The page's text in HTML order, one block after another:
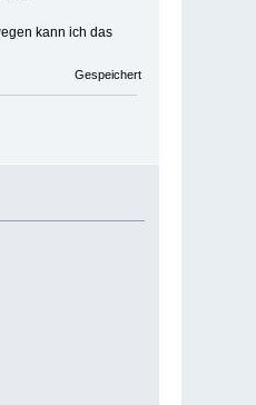
kann ich das
Gespeichert